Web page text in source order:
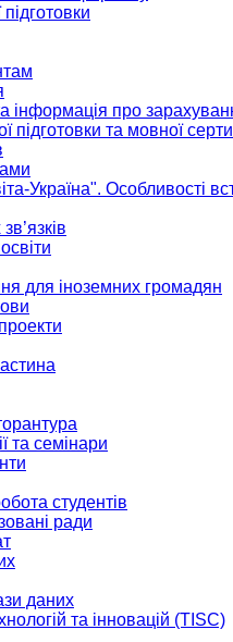
інформація про
підготовки та мовної
Україна". Особливості
для іноземних громадян
та семінари
студентів
ради
даних
та інновацій (TISC)